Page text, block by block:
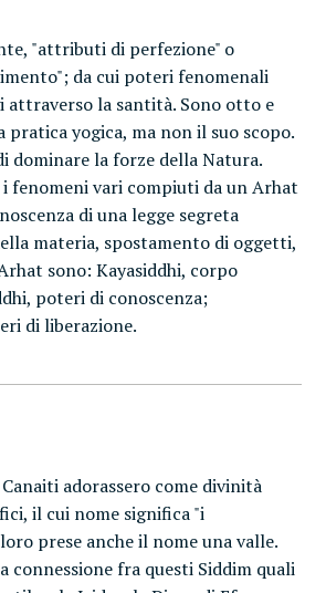
"attributi di perfezione" o
da cui poteri fenomenali
attraverso la santità. Sono otto e
yogica, ma non il suo scopo.
dominare la forze della Natura.
i fenomeni vari compiuti da un Arhat
di una legge segreta
materia, spostamento di oggetti,
sono: Kayasiddhi, corpo
poteri di conoscenza;
di liberazione.
Canaiti adorassero come divinità
il cui nome significa "i
prese anche il nome una valle.
connessione fra questi Siddim quali